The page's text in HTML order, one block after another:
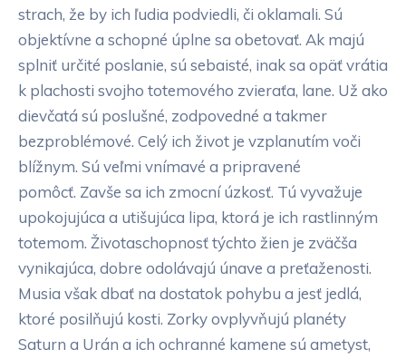
strach, že by ich ľudia podviedli, či oklamali. Sú
objektívne a schopné úplne sa obetovať. Ak majú
splniť určité poslanie, sú sebaisté, inak sa opäť vrátia
k plachosti svojho totemového zvieraťa, lane. Už ako
dievčatá sú poslušné, zodpovedné a takmer
bezproblémové. Celý ich život je vzplanutím voči
blížnym. Sú veľmi vnímavé a pripravené
pomôcť. Zavše sa ich zmocní úzkosť. Tú vyvažuje
upokojujúca a utišujúca lipa, ktorá je ich rastlinným
totemom. Životaschopnosť týchto žien je zväčša
vynikajúca, dobre odolávajú únave a preťaženosti.
Musia však dbať na dostatok pohybu a jesť jedlá,
ktoré posilňujú kosti. Zorky ovplyvňujú planéty
Saturn a Urán a ich ochranné kamene sú ametyst,